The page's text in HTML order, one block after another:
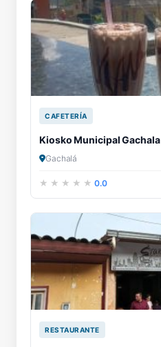
CAFETERÍA
Kiosko Municipal Gachala
Gachalá
0.0
RESTAURANTE